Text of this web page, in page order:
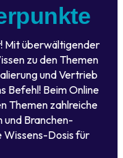
Mit überwältigender
zu den Themen
und Vertrieb
Befehl! Beim Online
Themen zahlreiche
Branchen-
Wissens-Dosis für